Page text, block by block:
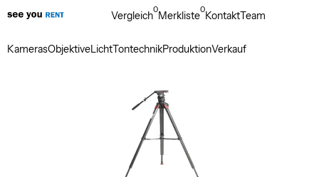
KamerasObjektiveLichtTontechnikProduktionVerkauf
Vergleich0Merkliste0KontaktTeam